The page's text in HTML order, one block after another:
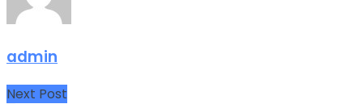
admin
Next Post